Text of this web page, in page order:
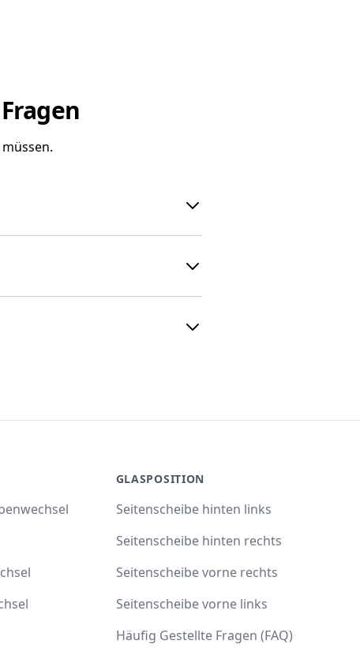
GLASPOSITION
Seitenscheibe hinten links
Seitenscheibe hinten rechts
Seitenscheibe vorne rechts
Seitenscheibe vorne links
Häufig Gestellte Fragen (FAQ)